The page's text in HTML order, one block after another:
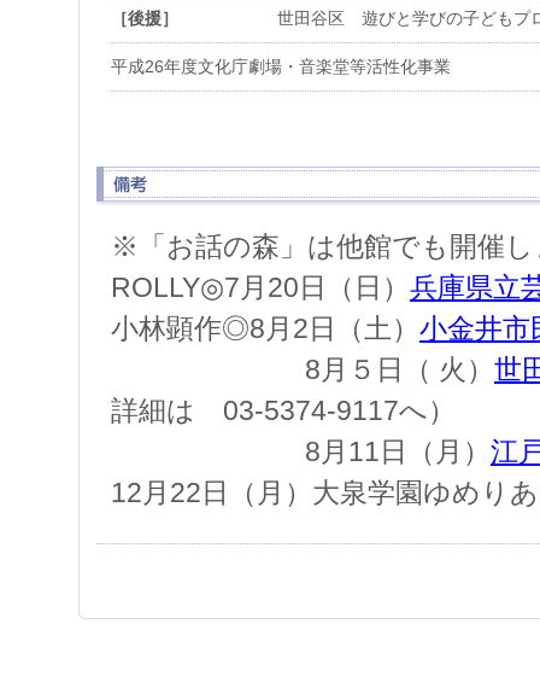
［後援］ 世田谷区 遊びと学びの子どもプ
平成26年度文化庁劇場・音楽堂等活性化事業
※「お話の森」は他館でも開催
ROLLY◎7月20日（日） 兵庫県立
小林顕作◎8月2日（土） 小金井市
8月５日（ 火） 世
詳細は 03‐5374‐9117へ）
8月11日（月） 江
12月22日（月）大泉学園ゆめり